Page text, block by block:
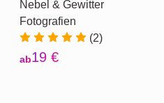
Nebel & Gewitter
Fotografien
(2)
ab19 €